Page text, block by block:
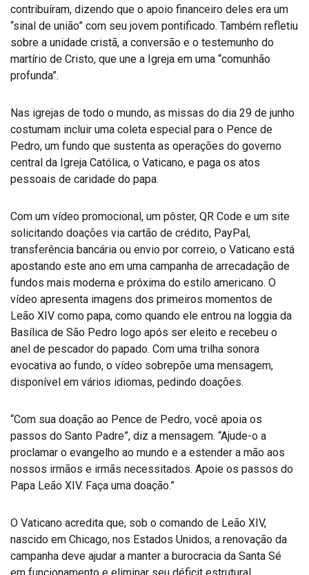
contribuíram, dizendo que o apoio financeiro deles era um
“sinal de união” com seu jovem pontificado. Também refletiu
sobre a unidade cristã, a conversão e o testemunho do
martírio de Cristo, que une a Igreja em uma “comunhão
profunda”.
Nas igrejas de todo o mundo, as missas do dia 29 de junho
costumam incluir uma coleta especial para o Pence de
Pedro, um fundo que sustenta as operações do governo
central da Igreja Católica, o Vaticano, e paga os atos
pessoais de caridade do papa.
Com um vídeo promocional, um pôster, QR Code e um site
solicitando doações via cartão de crédito, PayPal,
transferência bancária ou envio por correio, o Vaticano está
apostando este ano em uma campanha de arrecadação de
fundos mais moderna e próxima do estilo americano. O
vídeo apresenta imagens dos primeiros momentos de
Leão XIV como papa, como quando ele entrou na loggia da
Basílica de São Pedro logo após ser eleito e recebeu o
anel de pescador do papado. Com uma trilha sonora
evocativa ao fundo, o vídeo sobrepõe uma mensagem,
disponível em vários idiomas, pedindo doações.
“Com sua doação ao Pence de Pedro, você apoia os
passos do Santo Padre”, diz a mensagem. “Ajude-o a
proclamar o evangelho ao mundo e a estender a mão aos
nossos irmãos e irmãs necessitados. Apoie os passos do
Papa Leão XIV. Faça uma doação.”
O Vaticano acredita que, sob o comando de Leão XIV,
nascido em Chicago, nos Estados Unidos, a renovação da
campanha deve ajudar a manter a burocracia da Santa Sé
em funcionamento e eliminar seu déficit estrutural.